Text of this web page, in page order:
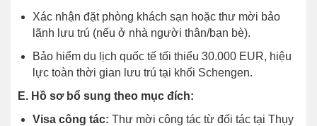
Xác nhận đặt phòng khách sạn hoặc thư mời bảo
lãnh lưu trú (nếu ở nhà người thân/bạn bè).
Bảo hiểm du lịch quốc tế tối thiểu 30.000 EUR, hiệu
lực toàn thời gian lưu trú tại khối Schengen.
E. Hồ sơ bổ sung theo mục đích:
Visa công tác: Thư mời công tác từ đối tác tại Thụy